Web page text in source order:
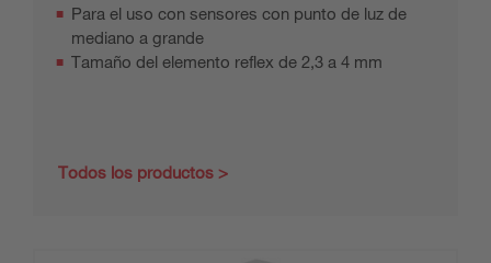
Para el uso con sensores con punto de luz de
mediano a grande
Tamaño del elemento reflex de 2,3 a 4 mm
Todos los productos